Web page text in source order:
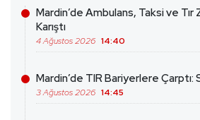
Mardin’de Ambulans, Taksi ve
Karıştı
4 Ağustos 2026 14:40
Mardin’de TIR Bariyerlere Çarptı:
3 Ağustos 2026 14:45